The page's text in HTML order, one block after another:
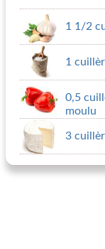
1 1/2
1
0,5
moulu
3